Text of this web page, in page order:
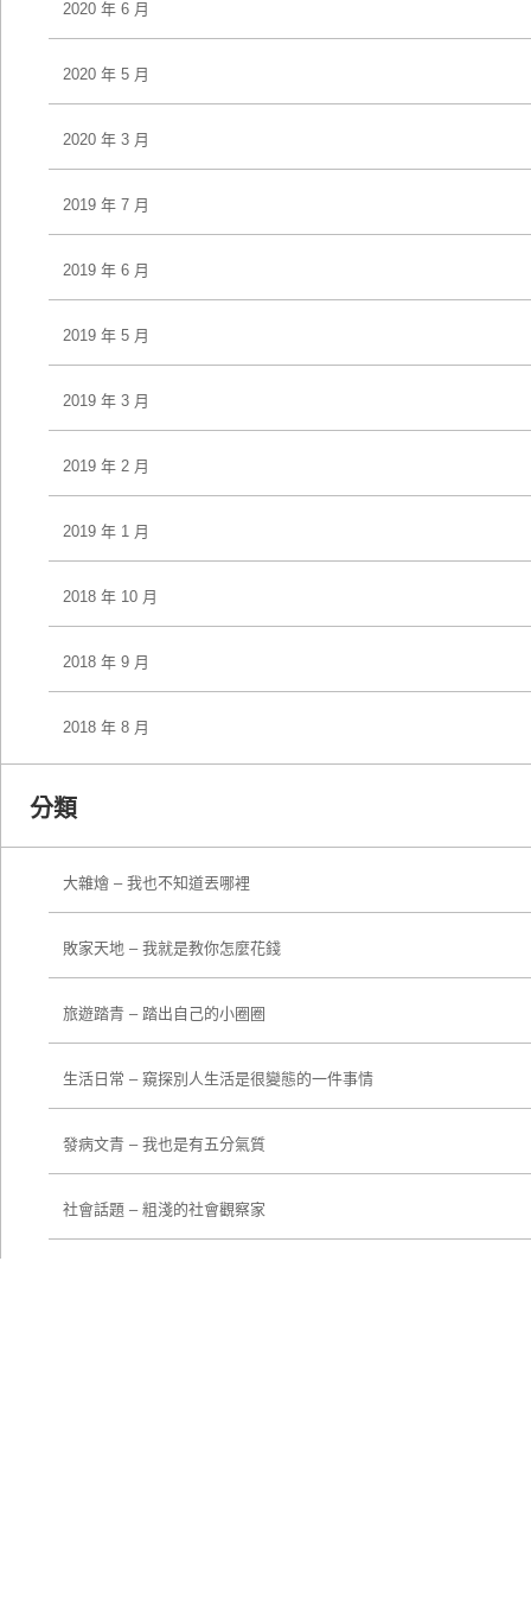
2020 年 6 月
2020 年 5 月
2020 年 3 月
2019 年 7 月
2019 年 6 月
2019 年 5 月
2019 年 3 月
2019 年 2 月
2019 年 1 月
2018 年 10 月
2018 年 9 月
2018 年 8 月
分類
大雜燴 – 我也不知道丟哪裡
敗家天地 – 我就是教你怎麼花錢
旅遊踏青 – 踏出自己的小圈圈
生活日常 – 窺探別人生活是很變態的一件事情
發病文青 – 我也是有五分氣質
社會話題 – 粗淺的社會觀察家